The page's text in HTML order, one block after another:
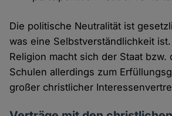
Die politische Neutralität ist
was eine Selbstverständlichkeit
Religion macht sich der Staat bzw.
Schulen allerdings zum
großer christlicher